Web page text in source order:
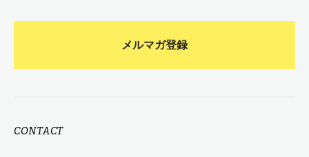
メルマガ登録
CONTACT